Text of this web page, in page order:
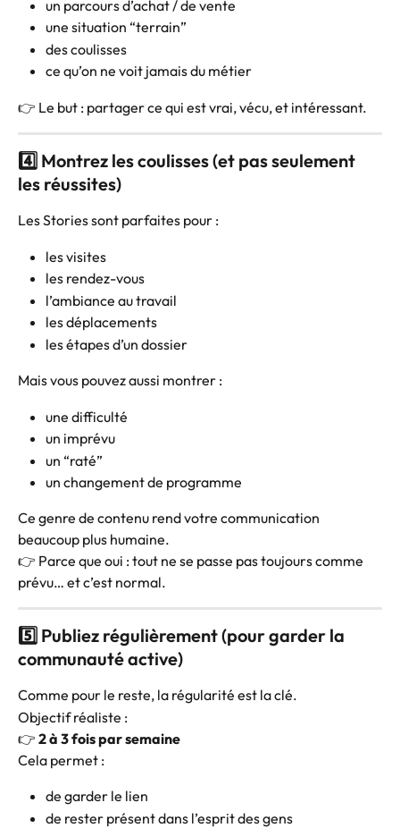
un parcours d’achat / de vente
une situation “terrain”
des coulisses
ce qu’on ne voit jamais du métier
👉 Le but : partager ce qui est vrai, vécu, et intéressant.
4️⃣ Montrez les coulisses (et pas seulement
les réussites)
Les Stories sont parfaites pour :
les visites
les rendez-vous
l’ambiance au travail
les déplacements
les étapes d’un dossier
Mais vous pouvez aussi montrer :
une difficulté
un imprévu
un “raté”
un changement de programme
Ce genre de contenu rend votre communication
beaucoup plus humaine.
👉 Parce que oui : tout ne se passe pas toujours comme
prévu… et c’est normal.
5️⃣ Publiez régulièrement (pour garder la
communauté active)
Comme pour le reste, la régularité est la clé.
Objectif réaliste :
👉 2 à 3 fois par semaine
Cela permet :
de garder le lien
de rester présent dans l’esprit des gens